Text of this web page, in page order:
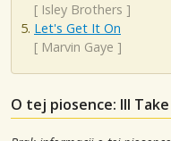
[ Isley Brothers ]
Let's Get It On
[ Marvin Gaye ]
O tej piosence: Ill